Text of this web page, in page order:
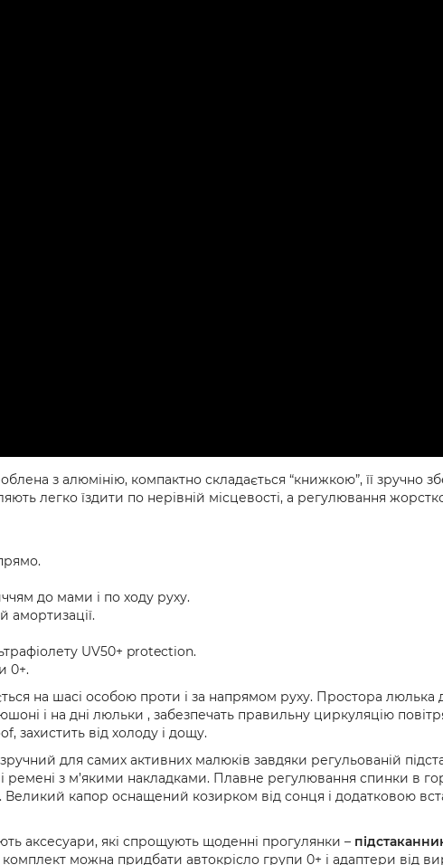
з алюмінію, компактно складається “книжкою”, її зручно
легко їздити по нерівній місцевості, а регулювання
до мами і по ходу руху.
амортизації.
UV50+ protection.
0+.
на шасі особою проти і за напрямом руху. Простора
і на дні люльки , забезпечать правильну циркуляцію
захистить від холоду і дощу.
для самих активних малюків завдяки регульованій
ремені з м’якими накладками. Плавне регулювання спинки в
Великий капор оснащений козирком від сонця і додатковою
аксесуари, які спрощують щоденні прогулянки –
комплект можна придбати автокрісло групи 0+ і адаптери від